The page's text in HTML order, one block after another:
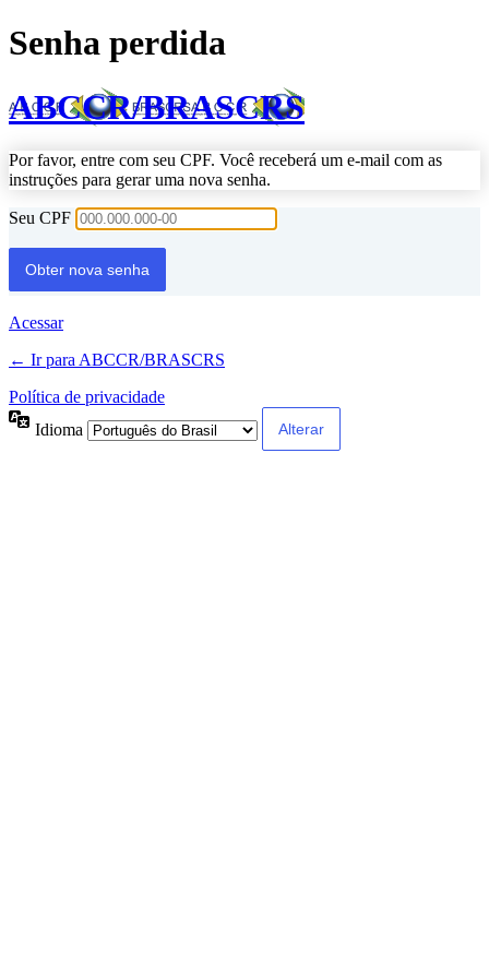
Senha perdida
ABCCR/BRASCRS
Por favor, entre com seu CPF. Você receberá um e-mail com as
instruções para gerar uma nova senha.
Seu CPF
Acessar
← Ir para ABCCR/BRASCRS
Política de privacidade
Idioma